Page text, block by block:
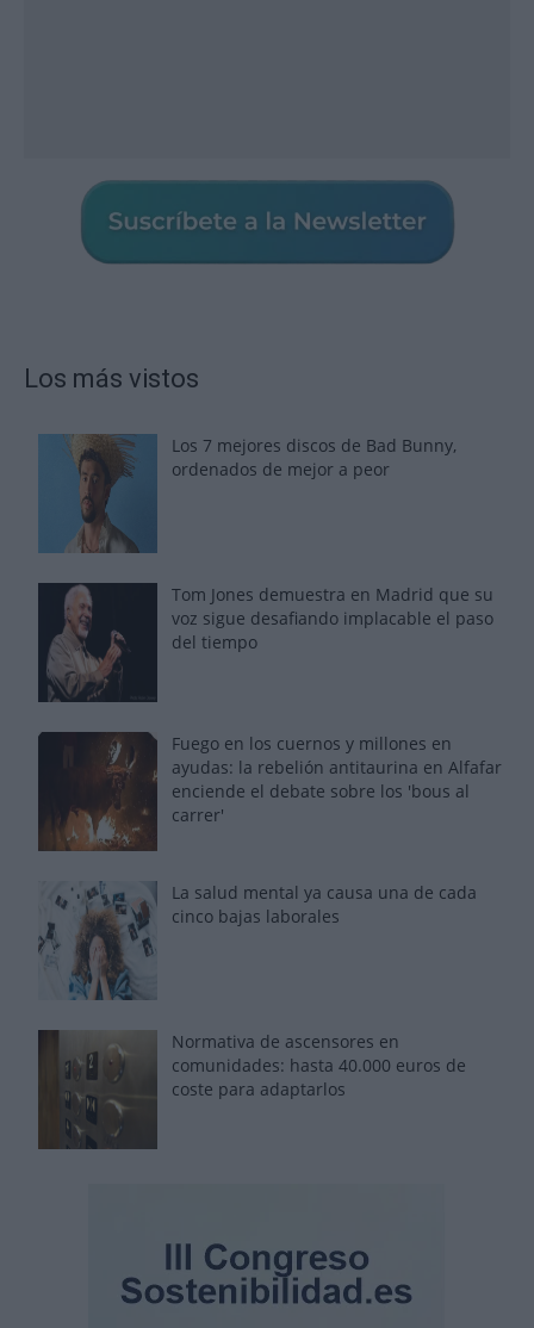
Los más vistos
Los 7 mejores discos de Bad Bunny,
ordenados de mejor a peor
Tom Jones demuestra en Madrid que su
voz sigue desafiando implacable el paso
del tiempo
Fuego en los cuernos y millones en
ayudas: la rebelión antitaurina en Alfafar
enciende el debate sobre los 'bous al
carrer'
La salud mental ya causa una de cada
cinco bajas laborales
Normativa de ascensores en
comunidades: hasta 40.000 euros de
coste para adaptarlos